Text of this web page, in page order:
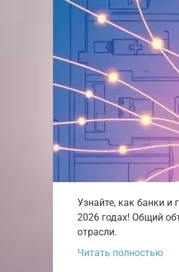
Узнайте, как банки и
2026 годах! Общий
отрасли.
Читать полностью